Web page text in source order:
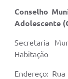
Conselho
Adolescente
Secretaria
Habitação
Endereço: